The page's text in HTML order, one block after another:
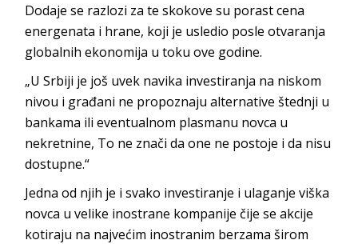
Dodaje se razlozi za te skokove su porast cena
energenata i hrane, koji je usledio posle otvaranja
globalnih ekonomija u toku ove godine.
„U Srbiji je još uvek navika investiranja na niskom
nivou i građani ne propoznaju alternative štednji u
bankama ili eventualnom plasmanu novca u
nekretnine, To ne znači da one ne postoje i da nisu
dostupne.“
Jedna od njih je i svako investiranje i ulaganje viška
novca u velike inostrane kompanije čije se akcije
kotiraju na najvećim inostranim berzama širom